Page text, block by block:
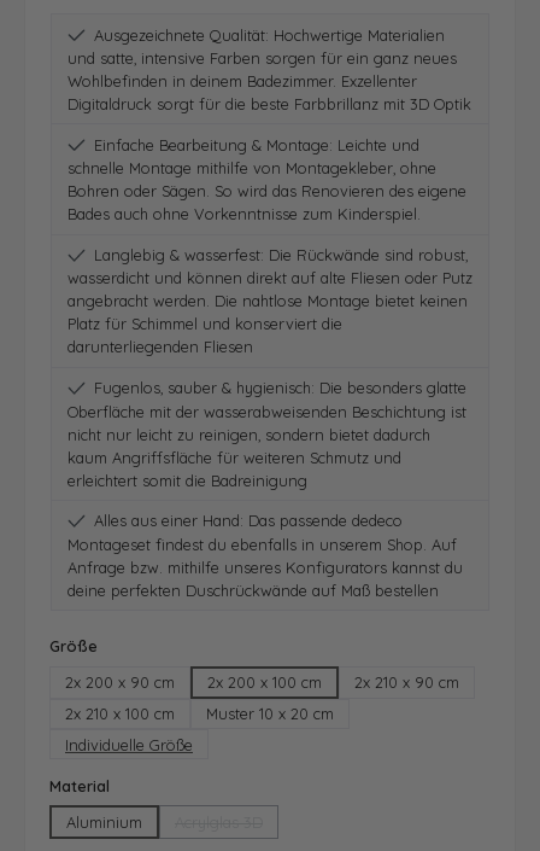
Ausgezeichnete Qualität: Hochwertige Materialien
und satte, intensive Farben sorgen für ein ganz neues
Wohlbefinden in deinem Badezimmer. Exzellenter
Digitaldruck sorgt für die beste Farbbrillanz mit 3D Optik
Einfache Bearbeitung & Montage: Leichte und
schnelle Montage mithilfe von Montagekleber, ohne
Bohren oder Sägen. So wird das Renovieren des eigene
Bades auch ohne Vorkenntnisse zum Kinderspiel.
Langlebig & wasserfest: Die Rückwände sind robust,
wasserdicht und können direkt auf alte Fliesen oder Putz
angebracht werden. Die nahtlose Montage bietet keinen
Platz für Schimmel und konserviert die
darunterliegenden Fliesen
Fugenlos, sauber & hygienisch: Die besonders glatte
Oberfläche mit der wasserabweisenden Beschichtung ist
nicht nur leicht zu reinigen, sondern bietet dadurch
kaum Angriffsfläche für weiteren Schmutz und
erleichtert somit die Badreinigung
Alles aus einer Hand: Das passende dedeco
Montageset findest du ebenfalls in unserem Shop. Auf
Anfrage bzw. mithilfe unseres Konfigurators kannst du
deine perfekten Duschrückwände auf Maß bestellen
Größe
2x 200 x 90 cm
2x 200 x 100 cm
2x 210 x 90 cm
2x 210 x 100 cm
Muster 10 x 20 cm
Individuelle Größe
Material
Aluminium